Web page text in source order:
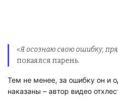
«Я осознаю свою ошибку,
покаялся парень.
Тем не менее, за ошибку он и
наказаны – автор видео